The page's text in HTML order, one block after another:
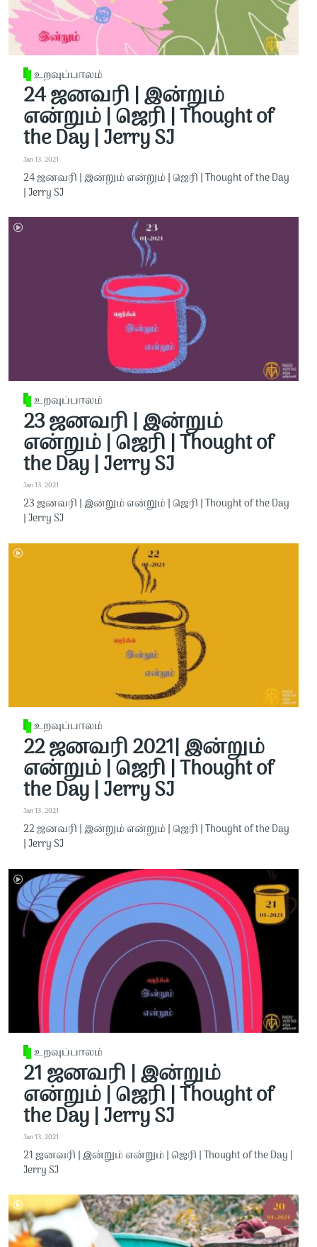
உறவுப்பாலம்
24 ஜனவரி | இன்றும்
என்றும் | ஜெரி | Thought of
the Day | Jerry SJ
Jan 13, 2021
24 ஜனவரி | இன்றும் என்றும் | ஜெரி | Thought of the Day
| Jerry SJ
உறவுப்பாலம்
23 ஜனவரி | இன்றும்
என்றும் | ஜெரி | Thought of
the Day | Jerry SJ
Jan 13, 2021
23 ஜனவரி | இன்றும் என்றும் | ஜெரி | Thought of the Day
| Jerry SJ
உறவுப்பாலம்
22 ஜனவரி 2021| இன்றும்
என்றும் | ஜெரி | Thought of
the Day | Jerry SJ
Jan 13, 2021
22 ஜனவரி | இன்றும் என்றும் | ஜெரி | Thought of the Day
| Jerry SJ
உறவுப்பாலம்
21 ஜனவரி | இன்றும்
என்றும் | ஜெரி | Thought of
the Day | Jerry SJ
Jan 13, 2021
21 ஜனவரி | இன்றும் என்றும் | ஜெரி | Thought of the Day |
Jerry SJ